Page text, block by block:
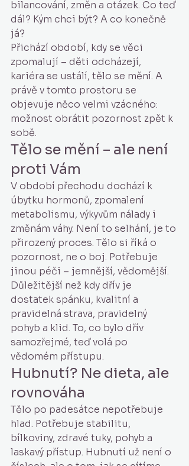
bilancování, změn a otázek. Co teď
dál? Kým chci být? A co konečně
já?
Přichází období, kdy se věci
zpomalují – děti odcházejí,
kariéra se ustálí, tělo se mění. A
právě v tomto prostoru se
objevuje něco velmi vzácného:
možnost obrátit pozornost zpět k
sobě.
Tělo se mění – ale není
proti Vám
V období přechodu dochází k
úbytku hormonů, zpomalení
metabolismu, výkyvům nálady i
změnám váhy. Není to selhání, je to
přirozený proces. Tělo si říká o
pozornost, ne o boj. Potřebuje
jinou péči – jemnější, vědomější.
Důležitější než kdy dřív je
dostatek spánku, kvalitní a
pravidelná strava, pravidelný
pohyb a klid. To, co bylo dřív
samozřejmé, teď volá po
vědomém přístupu.
Hubnutí? Ne dieta, ale
rovnováha
Tělo po padesátce nepotřebuje
hlad. Potřebuje stabilitu,
bílkoviny, zdravé tuky, pohyb a
laskavý přístup. Hubnutí už není o